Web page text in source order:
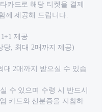
카드로 해당 티켓을 결제
께 제공해 드립니다.
제공
당, 최대 2매까지 제공)
대 2매까지 받으실 수 있습
수 있으며 수령 시 반드시
카드와 신분증을 지참하